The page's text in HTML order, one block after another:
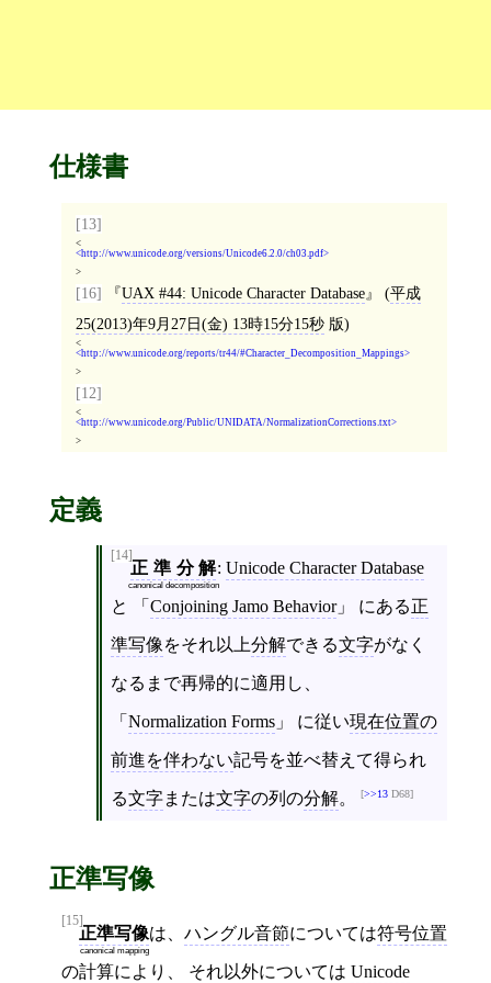
仕様書
[13]
<
http://www.unicode.org/versions/Unicode6.2.0/ch03.pdf
>
[16] UAX #44: Unicode Character Database (平成
25(2013)年9月27日(金) 13時15分15秒版)
<
http://www.unicode.org/reports/tr44/#Character_Decomposition_Mappings
>
[12]
<
http://www.unicode.org/Public/UNIDATA/NormalizationCorrections.txt
>
定義
[14]
正準分解
canonical decomposition
: Unicode Character Database
と Conjoining Jamo Behavior にある正
準写像をそれ以上分解できる文字がなく
なるまで再帰的に適用し、
Normalization Forms に従い現在位置の
前進を伴わない記号を並べ替えて得られ
る文字または文字の列の分解。 >>13D68
正準写像
[15]
正準写像
canonical mapping
は、 ハングル音節については符号位置
の計算により、 それ以外については Unicode